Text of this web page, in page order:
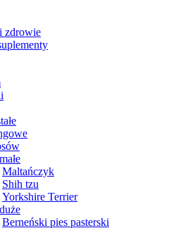
zdrowie
Maltańczyk
Shih tzu
Yorkshire Terrier
Berneński pies pasterski